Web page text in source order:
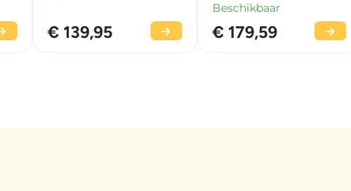
€ 139,95
Beschikbaar
€ 179,59